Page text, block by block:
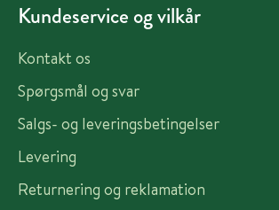
Kundeservice og vilkår
Kontakt os
Spørgsmål og svar
Salgs- og leveringsbetingelser
Levering
Returnering og reklamation